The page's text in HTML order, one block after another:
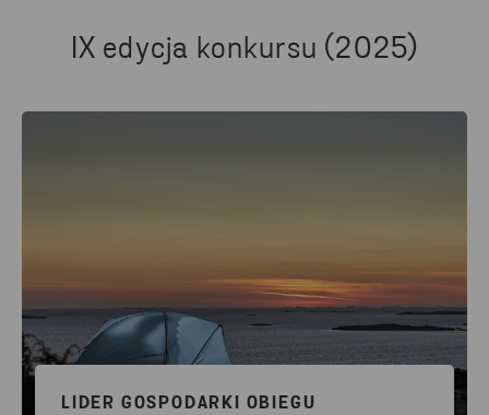
IX edycja konkursu (2025)
LIDER GOSPODARKI OBIEGU